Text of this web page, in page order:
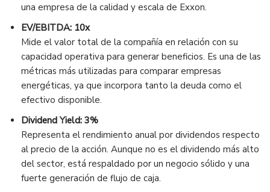
una empresa de la calidad y escala de Exxon.
EV/EBITDA: 10x
Mide el valor total de la compañía en relación con su
capacidad operativa para generar beneficios. Es una de las
métricas más utilizadas para comparar empresas
energéticas, ya que incorpora tanto la deuda como el
efectivo disponible.
Dividend Yield: 3%
Representa el rendimiento anual por dividendos respecto
al precio de la acción. Aunque no es el dividendo más alto
del sector, está respaldado por un negocio sólido y una
fuerte generación de flujo de caja.